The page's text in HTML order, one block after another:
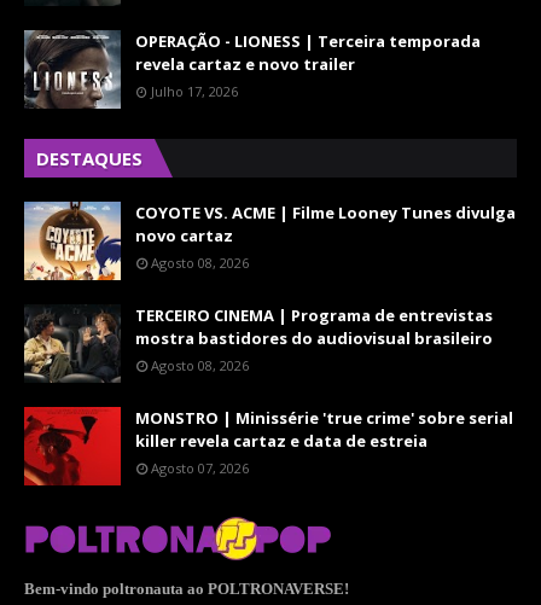
OPERAÇÃO - LIONESS | Terceira temporada
revela cartaz e novo trailer
Julho 17, 2026
DESTAQUES
COYOTE VS. ACME | Filme Looney Tunes divulga
novo cartaz
Agosto 08, 2026
TERCEIRO CINEMA | Programa de entrevistas
mostra bastidores do audiovisual brasileiro
Agosto 08, 2026
MONSTRO | Minissérie 'true crime' sobre serial
killer revela cartaz e data de estreia
Agosto 07, 2026
Bem-vindo poltronauta ao POLTRONAVERSE!